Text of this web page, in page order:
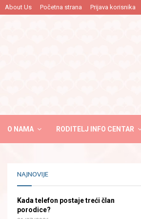
About Us Početna strana Prijava korisnika
O NAMA RODITELJ INFO CENTAR
NAJNOVIJE
Kada telefon postaje treći član
porodice?